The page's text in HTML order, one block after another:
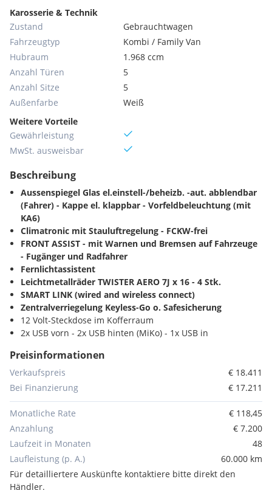
Karosserie & Technik
Zustand
Gebrauchtwagen
Fahrzeugtyp
Kombi / Family Van
Hubraum
1.968 ccm
Anzahl Türen
5
Anzahl Sitze
5
Außenfarbe
Weiß
Weitere Vorteile
Gewährleistung
MwSt. ausweisbar
Beschreibung
Aussenspiegel Glas el.einstell-/beheizb. -aut. abblendbar
(Fahrer) - Kappe el. klappbar - Vorfeldbeleuchtung (mit
KA6)
Climatronic mit Stauluftregelung - FCKW-frei
FRONT ASSIST - mit Warnen und Bremsen auf Fahrzeuge
- Fugänger und Radfahrer
Fernlichtassistent
Leichtmetallräder TWISTER AERO 7J x 16 - 4 Stk.
SMART LINK (wired and wireless connect)
Zentralverriegelung Keyless-Go o. Safesicherung
12 Volt-Steckdose im Kofferraum
2x USB vorn - 2x USB hinten (MiKo) - 1x USB in
4 Türen
7-Gang-Automatikgetriebe
8 Lautsprecher ( passiv )
Abdeckungen für Leichtmetallräder
Abgasendrohr hinten (Standard)
Ablagekästen im Kofferraum
Ablagenpaket mit Ablagebox unter Beifahrersitz -
Armaturentafel Standard
Aussen-Sound Standard
Aussenspiegelgehäuse und diverse Anbauteile in
Preisinformationen
Verkaufspreis
€ 18.411
Bei Finanzierung
€ 17.211
Monatliche Rate
€ 118,45
Anzahlung
€ 7.200
Laufzeit in Monaten
48
Laufleistung (p. A.)
60.000 km
Für detailliertere Auskünfte kontaktiere bitte direkt den
Händler.